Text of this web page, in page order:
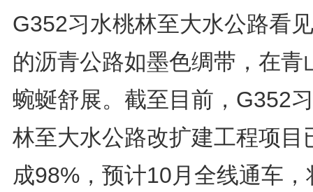
G352习水桃林至大水公路看
的沥青公路如墨色绸带，在青
蜿蜒舒展。截至目前，G352
林至大水公路改扩建工程项目
成98%，预计10月全线通车，